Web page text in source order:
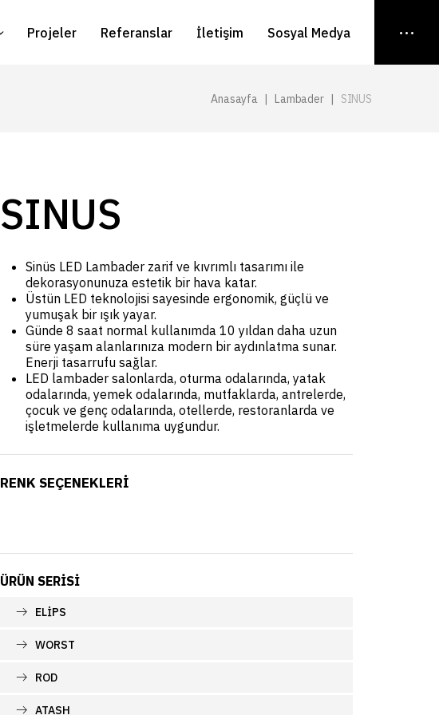
Projeler Referanslar İletişim Sosyal Medya
Anasayfa Lambader SINUS
SINUS
Sinüs LED Lambader zarif ve kıvrımlı tasarımı ile
dekorasyonunuza estetik bir hava katar.
Üstün LED teknolojisi sayesinde ergonomik, güçlü ve
yumuşak bir ışık yayar.
Günde 8 saat normal kullanımda 10 yıldan daha uzun
süre yaşam alanlarınıza modern bir aydınlatma sunar.
Enerji tasarrufu sağlar.
LED lambader salonlarda, oturma odalarında, yatak
odalarında, yemek odalarında, mutfaklarda, antrelerde,
çocuk ve genç odalarında, otellerde, restoranlarda ve
işletmelerde kullanıma uygundur.
RENK SEÇENEKLERİ
ÜRÜN SERISI
ELİPS
WORST
ROD
ATASH